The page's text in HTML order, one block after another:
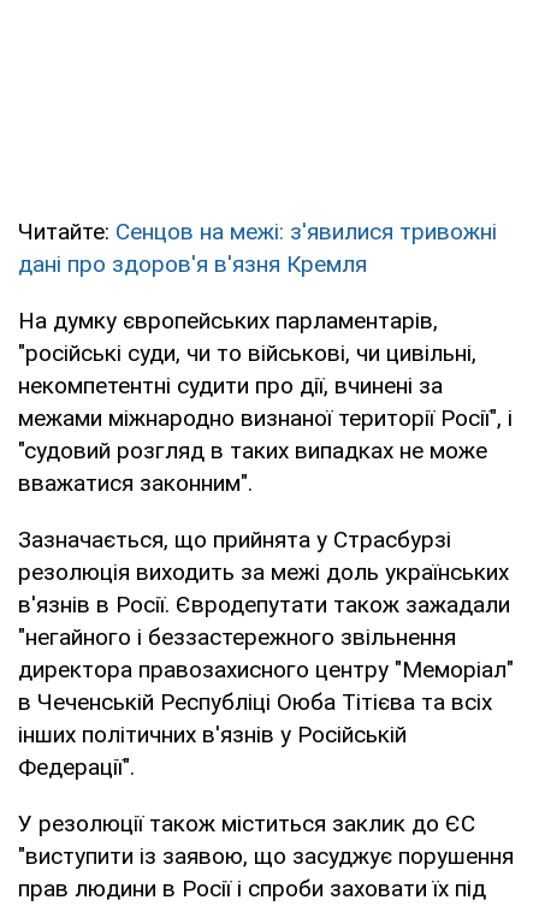
Читайте: Сенцов на межі: з'явилися тривожні
дані про здоров'я в'язня Кремля
На думку європейських парламентарів,
"російські суди, чи то військові, чи цивільні,
некомпетентні судити про дії, вчинені за
межами міжнародно визнаної території Росії", і
"судовий розгляд в таких випадках не може
вважатися законним".
Зазначається, що прийнята у Страсбурзі
резолюція виходить за межі доль українських
в'язнів в Росії. Євродепутати також зажадали
"негайного і беззастережного звільнення
директора правозахисного центру "Меморіал"
в Чеченській Республіці Оюба Тітієва та всіх
інших політичних в'язнів у Російській
Федерації".
У резолюції також міститься заклик до ЄС
"виступити із заявою, що засуджує порушення
прав людини в Росії і спроби заховати їх під